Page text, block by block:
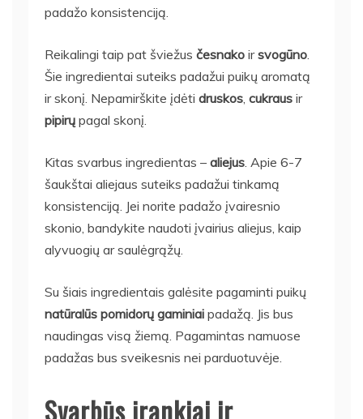
padažo konsistenciją.
Reikalingi taip pat šviežus česnako irsvogūno.
Šie ingredientai suteiks padažui puikų aromatą
ir skonį. Nepamirškite įdėti druskos, cukraus ir
pipirų pagal skonį.
Kitas svarbus ingredientas – aliejus. Apie 6-7
šaukštai aliejaus suteiks padažui tinkamą
konsistenciją. Jei norite padažo įvairesnio
skonio, bandykite naudoti įvairius aliejus, kaip
alyvuogių ar saulėgrąžų.
Su šiais ingredientais galėsite pagaminti puikų
natūralūs pomidorų gaminiai padažą. Jis bus
naudingas visą žiemą. Pagamintas namuose
padažas bus sveikesnis nei parduotuvėje.
Svarbūs įrankiai ir